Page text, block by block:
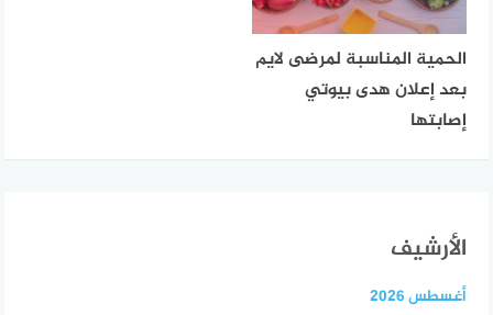
الحمية المناسبة لمرضى لايم
بعد إعلان هدى بيوتي
إصابتها
الأرشيف
أغسطس 2026